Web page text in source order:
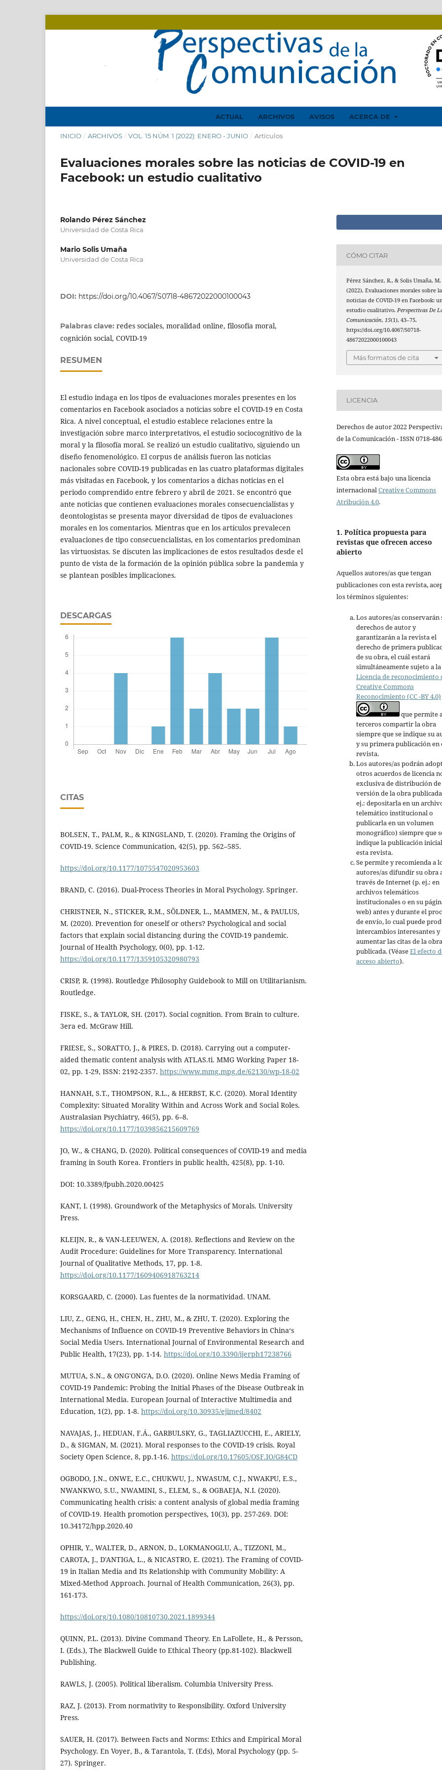
ACTUAL ARCHIVOS AVISOS ACERCA DE
INICIO / ARCHIVOS / VOL. 15 NÚM. 1 (2022): ENERO - JUNIO / Artículos
Evaluaciones morales sobre las noticias de COVID-19 en
Facebook: un estudio cualitativo
Rolando Pérez Sánchez
Universidad de Costa Rica
Mario Solis Umaña
Universidad de Costa Rica
DOI: https://doi.org/10.4067/S0718-48672022000100043
Palabras clave: redes sociales, moralidad online, filosofía moral,
cognición social, COVID-19
RESUMEN
El estudio indaga en los tipos de evaluaciones morales presentes en los
comentarios en Facebook asociados a noticias sobre el COVID-19 en Costa
Rica. A nivel conceptual, el estudio establece relaciones entre la
investigación sobre marco interpretativos, el estudio sociocognitivo de la
moral y la filosofía moral. Se realizó un estudio cualitativo, siguiendo un
diseño fenomenológico. El corpus de análisis fueron las noticias
nacionales sobre COVID-19 publicadas en las cuatro plataformas digitales
más visitadas en Facebook, y los comentarios a dichas noticias en el
periodo comprendido entre febrero y abril de 2021. Se encontró que
ante noticias que contienen evaluaciones morales consecuencialistas y
deontologistas se presenta mayor diversidad de tipos de evaluaciones
morales en los comentarios. Mientras que en los artículos prevalecen
evaluaciones de tipo consecuencialistas, en los comentarios predominan
las virtuosistas. Se discuten las implicaciones de estos resultados desde el
punto de vista de la formación de la opinión pública sobre la pandemia y
se plantean posibles implicaciones.
DESCARGAS
CITAS
BOLSEN, T., PALM, R., & KINGSLAND, T. (2020). Framing the Origins of
COVID-19. Science Communication, 42(5), pp. 562–585.
https://doi.org/10.1177/1075547020953603
BRAND, C. (2016). Dual-Process Theories in Moral Psychology. Springer.
CHRISTNER, N., STICKER, R.M., SÖLDNER, L., MAMMEN, M., & PAULUS,
M. (2020). Prevention for oneself or others? Psychological and social
factors that explain social distancing during the COVID-19 pandemic.
Journal of Health Psychology, 0(0), pp. 1-12.
https://doi.org/10.1177/1359105320980793
CRISP, R. (1998). Routledge Philosophy Guidebook to Mill on Utilitarianism.
Routledge.
FISKE, S., & TAYLOR, SH. (2017). Social cognition. From Brain to culture.
3era ed. McGraw Hill.
FRIESE, S., SORATTO, J., & PIRES, D. (2018). Carrying out a computer-
aided thematic content analysis with ATLAS.ti. MMG Working Paper 18-
02, pp. 1-29, ISSN: 2192-2357. https://www.mmg.mpg.de/62130/wp-18-02
HANNAH, S.T., THOMPSON, R.L., & HERBST, K.C. (2020). Moral Identity
Complexity: Situated Morality Within and Across Work and Social Roles.
Australasian Psychiatry, 46(5), pp. 6–8.
https://doi.org/10.1177/1039856215609769
JO, W., & CHANG, D. (2020). Political consequences of COVID-19 and media
framing in South Korea. Frontiers in public health, 425(8), pp. 1-10.
DOI: 10.3389/fpubh.2020.00425
KANT, I. (1998). Groundwork of the Metaphysics of Morals. University
Press.
KLEIJN, R., & VAN-LEEUWEN, A. (2018). Reflections and Review on the
Audit Procedure: Guidelines for More Transparency. International
Journal of Qualitative Methods, 17, pp. 1-8.
https://doi.org/10.1177/1609406918763214
KORSGAARD, C. (2000). Las fuentes de la normatividad. UNAM.
LIU, Z., GENG, H., CHEN, H., ZHU, M., & ZHU, T. (2020). Exploring the
Mechanisms of Influence on COVID-19 Preventive Behaviors in China‘s
Social Media Users. International Journal of Environmental Research and
Public Health, 17(23), pp. 1-14. https://doi.org/10.3390/ijerph17238766
MUTUA, S.N., & ONG'ONG'A, D.O. (2020). Online News Media Framing of
COVID-19 Pandemic: Probing the Initial Phases of the Disease Outbreak in
International Media. European Journal of Interactive Multimedia and
Education, 1(2), pp. 1-8. https://doi.org/10.30935/ejimed/8402
NAVAJAS, J., HEDUAN, F.Á., GARBULSKY, G., TAGLIAZUCCHI, E., ARIELY,
D., & SIGMAN, M. (2021). Moral responses to the COVID-19 crisis. Royal
Society Open Science, 8, pp.1-16. https://doi.org/10.17605/OSF.IO/G84CD
OGBODO, J.N., ONWE, E.C., CHUKWU, J., NWASUM, C.J., NWAKPU, E.S.,
NWANKWO, S.U., NWAMINI, S., ELEM, S., & OGBAEJA, N.I. (2020).
Communicating health crisis: a content analysis of global media framing
of COVID-19. Health promotion perspectives, 10(3), pp. 257-269. DOI:
10.34172/hpp.2020.40
OPHIR, Y., WALTER, D., ARNON, D., LOKMANOGLU, A., TIZZONI, M.,
CAROTA, J., D'ANTIGA, L., & NICASTRO, E. (2021). The Framing of COVID-
19 in Italian Media and Its Relationship with Community Mobility: A
Mixed-Method Approach. Journal of Health Communication, 26(3), pp.
161-173.
https://doi.org/10.1080/10810730.2021.1899344
QUINN, P.L. (2013). Divine Command Theory. En LaFollete, H., & Persson,
I. (Eds.), The Blackwell Guide to Ethical Theory (pp.81-102). Blackwell
Publishing.
RAWLS, J. (2005). Political liberalism. Columbia University Press.
RAZ, J. (2013). From normativity to Responsibility. Oxford University
Press.
SAUER, H. (2017). Between Facts and Norms: Ethics and Empirical Moral
Psychology. En Voyer, B., & Tarantola, T. (Eds), Moral Psychology (pp. 5-
27). Springer.
CÓMO CITAR
Pérez Sánchez, R., & Solis Umaña, M.
(2022). Evaluaciones morales sobre
noticias de COVID-19 en Facebook:
estudio cualitativo.Perspectivas De
Comunicación,15(1), 43–75.
https://doi.org/10.4067/S0718-
48672022000100043
Más formatos de cita
LICENCIA
Derechos de autor 2022
de la Comunicación - ISSN 0718-
Esta obra está bajo una licencia
internacional Creative Commons
Atribución 4.0.
1. Política propuesta para
revistas que ofrecen acceso
abierto
Aquellos autores/as que tengan
publicaciones con esta revista,
los términos siguientes:
Los autores/as conservarán
derechos de autor y
garantizarán a la revista el
derecho de primera
de su obra, el cuál estará
simultáneamente sujeto a la
Licencia de reconocimiento
Creative Commons
Reconocimiento (CC -BY 4.0)
que permite a
terceros compartir la obra
siempre que se indique su
y su primera publicación en
revista.
Los autores/as podrán
otros acuerdos de licencia
exclusiva de distribución de
versión de la obra
ej.: depositarla en un
telemático institucional o
publicarla en un volumen
monográfico) siempre que
indique la publicación
esta revista.
Se permite y recomienda a
autores/as difundir su obra
través de Internet (p. ej.: en
archivos telemáticos
institucionales o en su
web) antes y durante el
de envío, lo cual puede
intercambios interesantes y
aumentar las citas de la obra
publicada. (VéaseEl efecto
acceso abierto).